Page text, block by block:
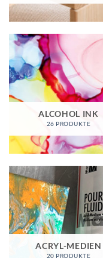
ALCOHOL INK
26 PRODUKTE
ACRYL-MEDIEN
20 PRODUKTE